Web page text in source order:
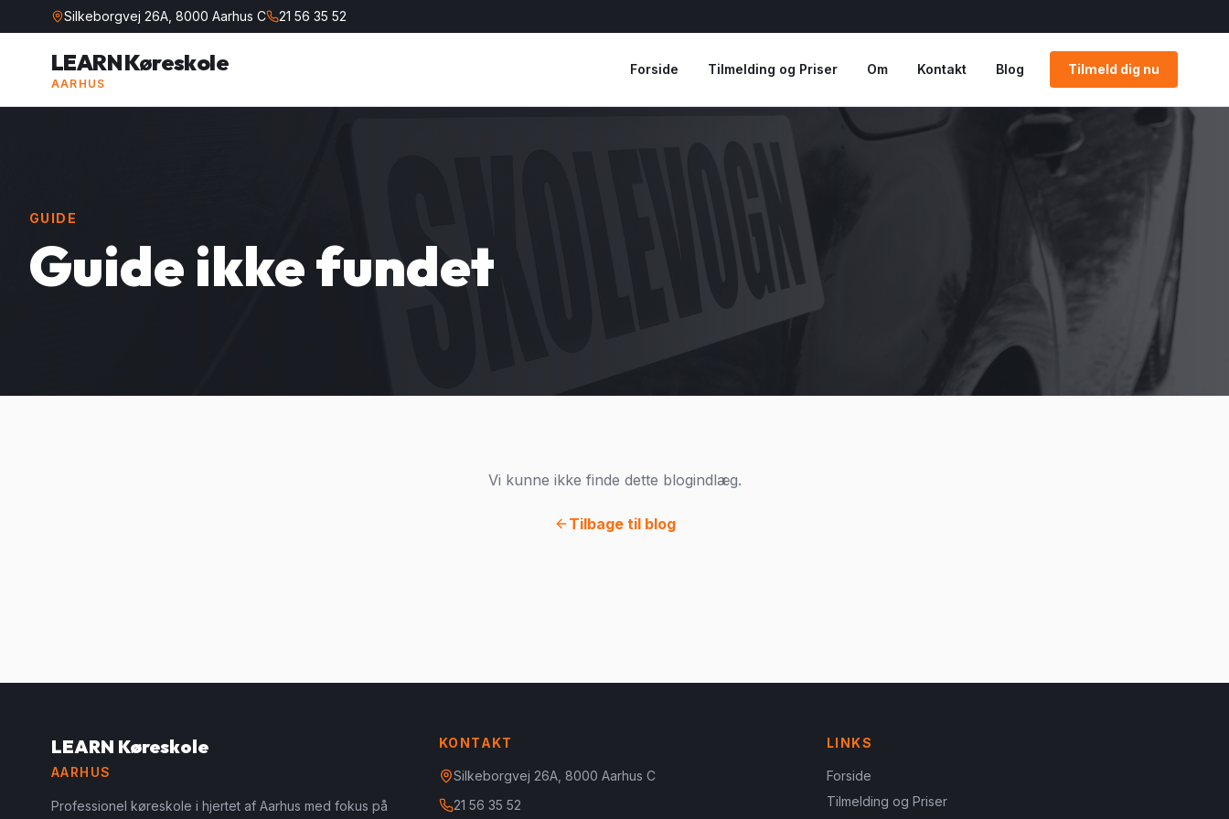
Silkeborgvej 26A, 8000 Aarhus C 21 56 35 52
LEARN Køreskole
AARHUS
Forside Tilmelding og Priser Om Kontakt Blog Tilmeld dig nu
GUIDE
Guide ikke fundet
Vi kunne ikke finde dette blogindlæg.
Tilbage til blog
LEARN Køreskole
AARHUS
Professionel køreskole i hjertet af Aarhus med fokus på
KONTAKT
Silkeborgvej 26A, 8000 Aarhus C
21 56 35 52
LINKS
Forside
Tilmelding og Priser